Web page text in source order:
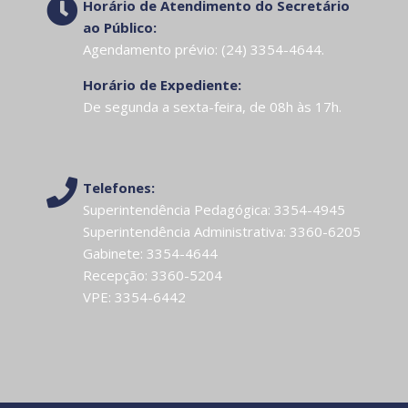
Horário de Atendimento do Secretário
ao Público:
Agendamento prévio: (24) 3354-4644.
Horário de Expediente:
De segunda a sexta-feira, de 08h às 17h.
Telefones:
Superintendência Pedagógica: 3354-4945
Superintendência Administrativa: 3360-6205
Gabinete: 3354-4644
Recepção: 3360-5204
VPE: 3354-6442